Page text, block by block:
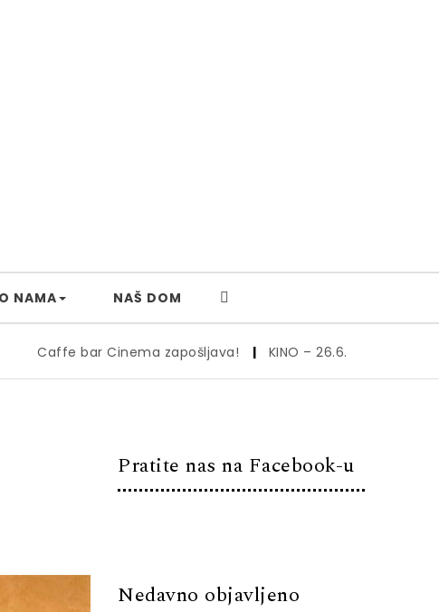
O NAMA NAŠ DOM
Cinema zapošljava! | KINO – 26.6. | Kino – 19., 20. i 21.6.
Pratite nas na Facebook-u
Nedavno objavljeno